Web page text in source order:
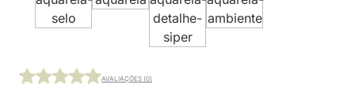
AVALIAÇÕES (0)